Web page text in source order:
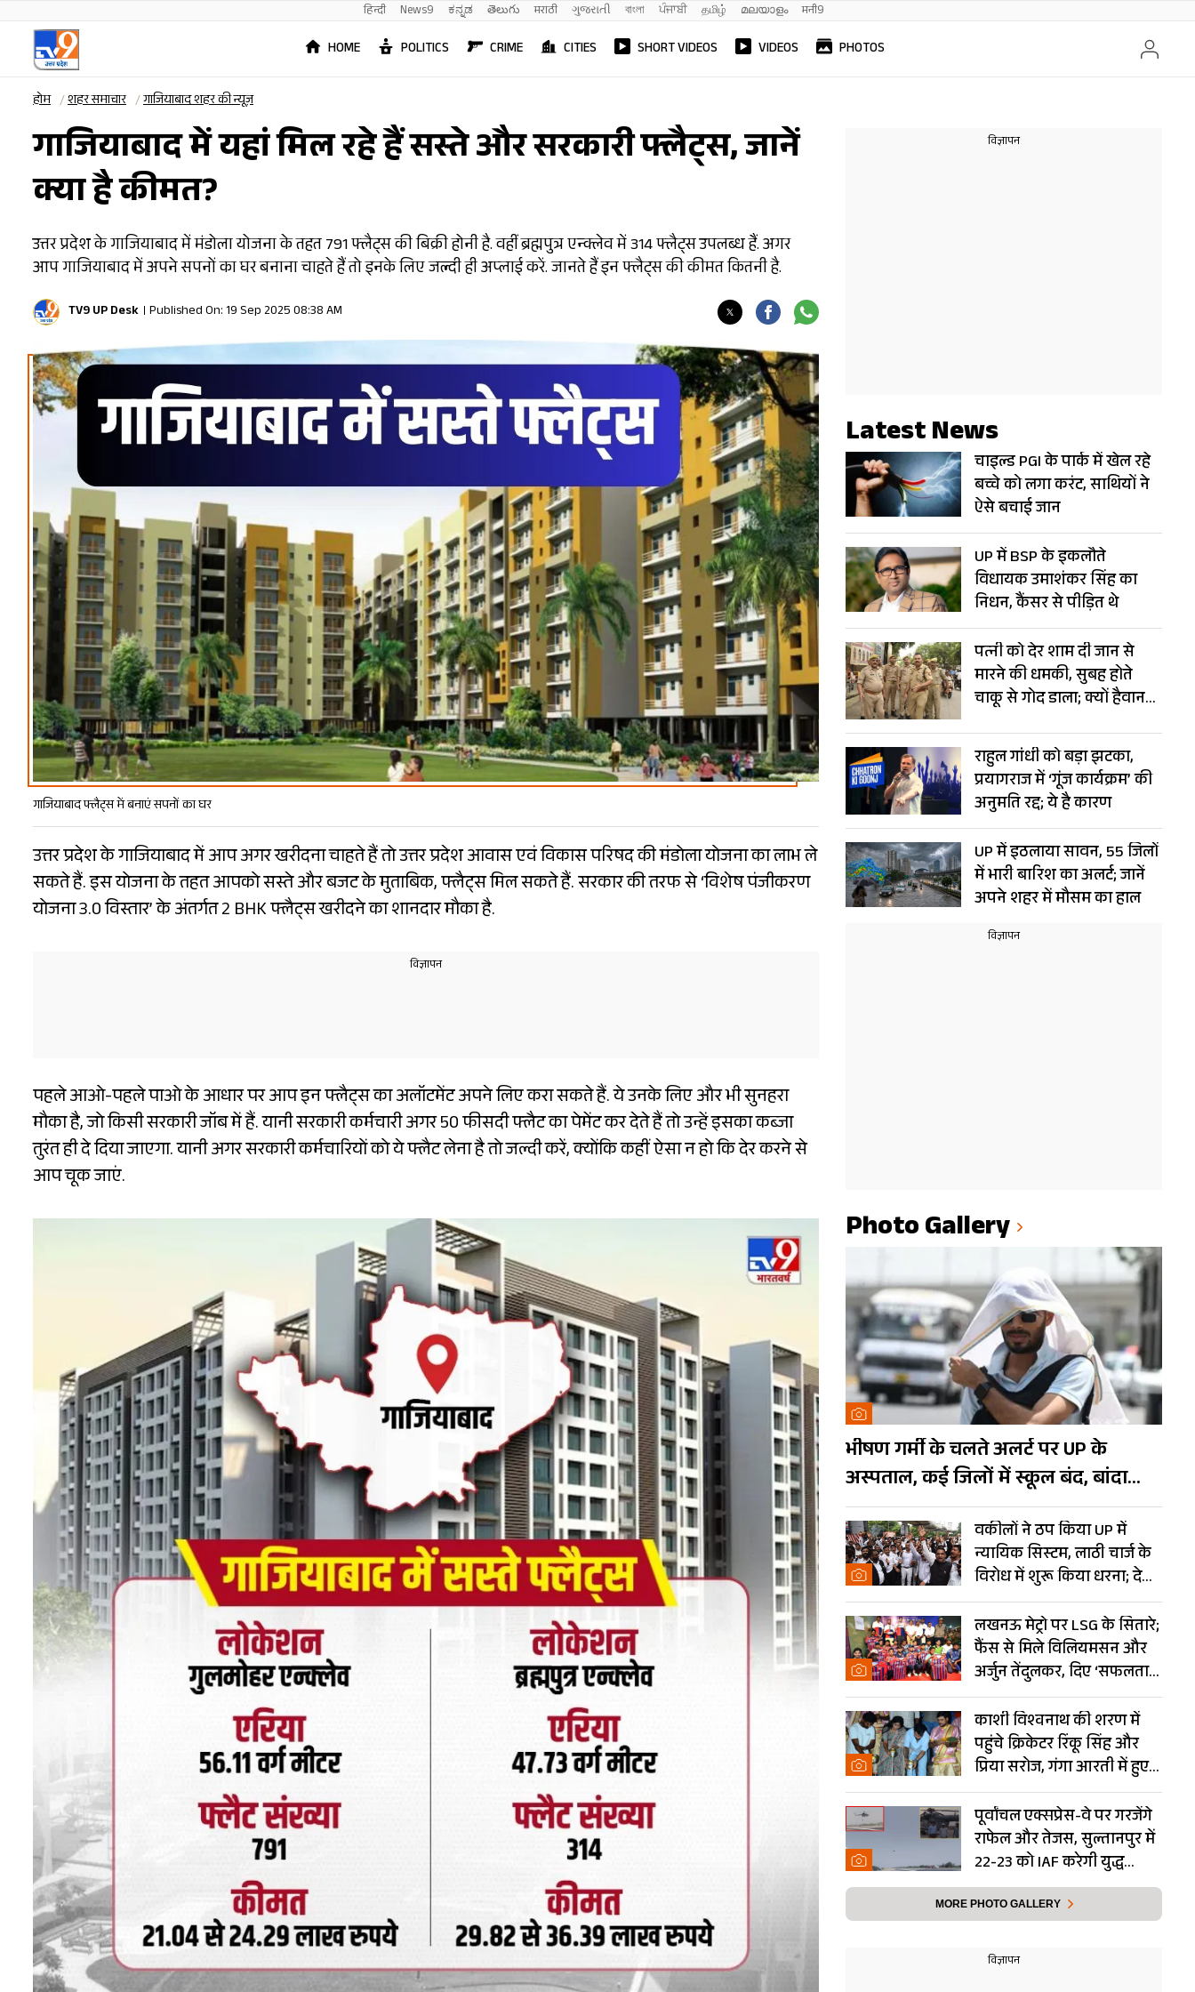
हिन्दी News9 ಕನ್ನಡ తెలుగు मराठी ગુજરાતી বাংলা ਪੰਜਾਬੀ தமிழ் മലയാളം मनी9
HOME POLITICS CRIME CITIES SHORT VIDEOS VIDEOS PHOTOS
होम शहर समाचार गाजियाबाद शहर की न्यूज़
गाजियाबाद में यहां मिल रहे हैं सस्ते और सरकारी फ्लैट्स, जानें
क्या है कीमत?
उत्तर प्रदेश के गाजियाबाद में मंडोला योजना के तहत 791 फ्लैट्स की बिक्री होनी है. वहीं ब्रह्मपुत्र एन्क्लेव में 314 फ्लैट्स उपलब्ध हैं. अगर
आप गाजियाबाद में अपने सपनों का घर बनाना चाहते हैं तो इनके लिए जल्दी ही अप्लाई करें. जानते हैं इन फ्लैट्स की कीमत कितनी है.
TV9 UP Desk Published On: 19 Sep 2025 08:38 AM
गाजियाबाद फ्लैट्स में बनाएं सपनों का घर
उत्तर प्रदेश के गाजियाबाद में आप अगर खरीदना चाहते हैं तो उत्तर प्रदेश आवास एवं विकास परिषद की मंडोला योजना का लाभ ले
सकते हैं. इस योजना के तहत आपको सस्ते और बजट के मुताबिक, फ्लैट्स मिल सकते हैं. सरकार की तरफ से ‘विशेष पंजीकरण
योजना 3.0 विस्तार’ के अंतर्गत 2 BHK फ्लैट्स खरीदने का शानदार मौका है.
पहले आओ-पहले पाओ के आधार पर आप इन फ्लैट्स का अलॉटमेंट अपने लिए करा सकते हैं. ये उनके लिए और भी सुनहरा
मौका है, जो किसी सरकारी जॉब में हैं. यानी सरकारी कर्मचारी अगर 50 फीसदी फ्लैट का पेमेंट कर देते हैं तो उन्हें इसका कब्जा
तुरंत ही दे दिया जाएगा. यानी अगर सरकारी कर्मचारियों को ये फ्लैट लेना है तो जल्दी करें, क्योंकि कहीं ऐसा न हो कि देर करने से
आप चूक जाएं.
Latest News
चाइल्ड PGI के पार्क में खेल रहे
बच्चे को लगा करंट, साथियों ने
ऐसे बचाई जान
UP में BSP के इकलौते
विधायक उमाशंकर सिंह का
निधन, कैंसर से पीड़ित थे
पत्नी को देर शाम दी जान से
मारने की धमकी, सुबह होते
चाकू से गोद डाला; क्यों हैवान
राहुल गांधी को बड़ा झटका,
प्रयागराज में ‘गूंज कार्यक्रम’ की
अनुमति रद्द; ये है कारण
UP में इठलाया सावन, 55 जिलों
में भारी बारिश का अलर्ट; जानें
अपने शहर में मौसम का हाल
Photo Gallery
भीषण गर्मी के चलते अलर्ट पर UP के
अस्पताल, कई जिलों में स्कूल बंद, बांदा
दुनिया का तीसरा सबसे गर्म शहर
वकीलों ने ठप किया UP में
न्यायिक सिस्टम, लाठी चार्ज के
विरोध में शुरू किया धरना; देखें
Photos
लखनऊ मेट्रो पर LSG के सितारे;
फैंस से मिले विलियमसन और
अर्जुन तेंदुलकर, दिए ‘सफलता
के मंत्र’- PHOTOS
काशी विश्वनाथ की शरण में
पहुंचे क्रिकेटर रिंकू सिंह और
प्रिया सरोज, गंगा आरती में हुए
शामिल- Photos
पूर्वांचल एक्सप्रेस-वे पर गरजेंगे
राफेल और तेजस, सुल्तानपुर में
22-23 को IAF करेगी युद्ध
अभ्यास
MORE PHOTO GALLERY